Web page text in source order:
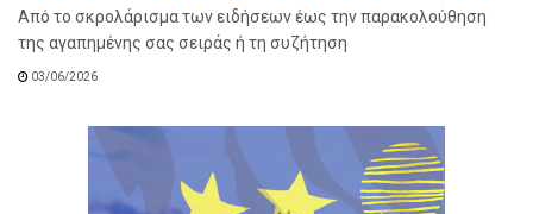
Από το σκρολάρισμα των ειδήσεων έως την παρακολούθηση
της αγαπημένης σας σειράς ή τη συζήτηση
03/06/2026